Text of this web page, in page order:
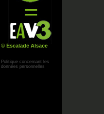
© Escalade Alsace
Politique concernant les
données personnelles